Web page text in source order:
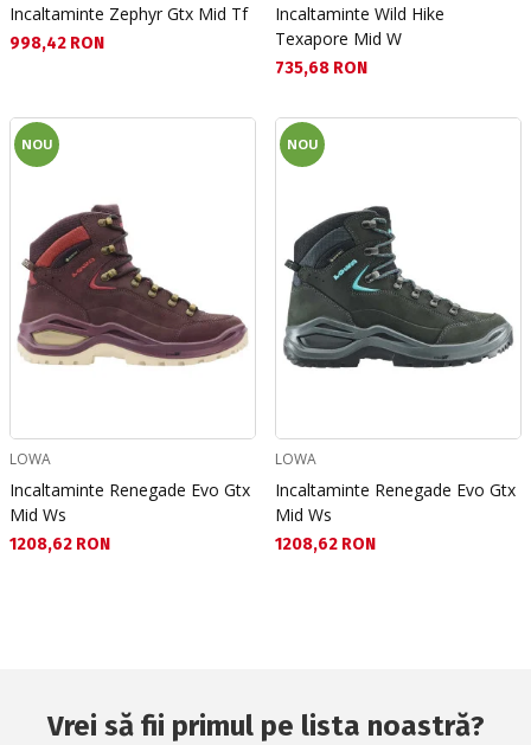
Incaltaminte Zephyr Gtx Mid Tf
Текуща цена:
998,42 RON
Incaltaminte Wild Hike
Texapore Mid W
Текуща цена:
735,68 RON
NOU
LOWA
Incaltaminte Renegade Evo Gtx
Mid Ws
Текуща цена:
1208,62 RON
NOU
LOWA
Incaltaminte Renegade Evo Gtx
Mid Ws
Текуща цена:
1208,62 RON
Vrei să fii primul pe lista noastră?